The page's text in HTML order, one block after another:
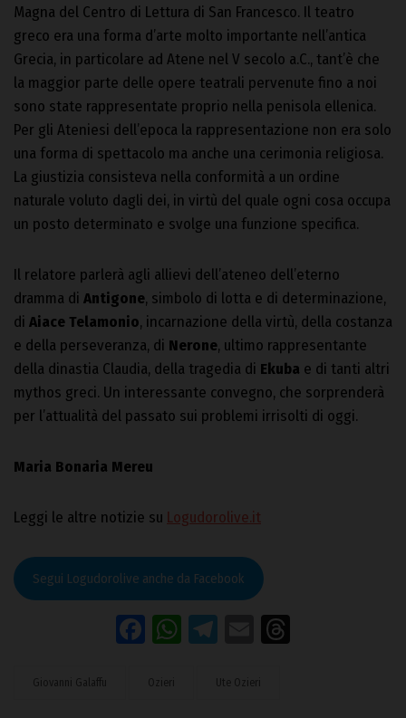
Magna del Centro di Lettura di San Francesco. Il teatro
greco era una forma d’arte molto importante nell’antica
Grecia, in particolare ad Atene nel V secolo a.C., tant’è che
la maggior parte delle opere teatrali pervenute fino a noi
sono state rappresentate proprio nella penisola ellenica.
Per gli Ateniesi dell’epoca la rappresentazione non era solo
una forma di spettacolo ma anche una cerimonia religiosa.
La giustizia consisteva nella conformità a un ordine
naturale voluto dagli dei, in virtù del quale ogni cosa occupa
un posto determinato e svolge una funzione specifica.
Il relatore parlerà agli allievi dell’ateneo dell’eterno
dramma di Antigone, simbolo di lotta e di determinazione,
di Aiace Telamonio, incarnazione della virtù, della costanza
e della perseveranza, di Nerone, ultimo rappresentante
della dinastia Claudia, della tragedia di Ekuba e di tanti altri
mythos greci. Un interessante convegno, che sorprenderà
per l’attualità del passato sui problemi irrisolti di oggi.
Maria Bonaria Mereu
Leggi le altre notizie su Logudorolive.it
Segui Logudorolive anche da Facebook
Facebook
WhatsApp
Telegram
Email
Giovanni Galaffu Ozieri Ute Ozieri